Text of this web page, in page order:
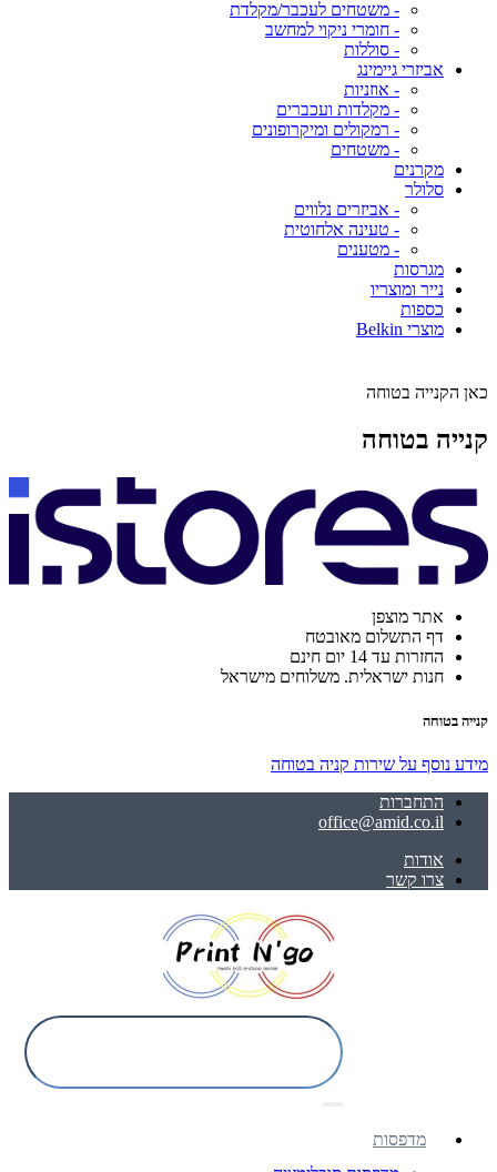
- משטחים לעכבר/מקלדת
- חומרי ניקוי למחשב
- סוללות
אביזרי גיימינג
- אוזניות
- מקלדות ועכברים
- רמקולים ומיקרופונים
- משטחים
מקרנים
סלולר
- אביזרים נלווים
- טעינה אלחוטית
- מטענים
מגרסות
נייר ומוצריו
כספות
מוצרי Belkin
כאן הקנייה בטוחה
קנייה בטוחה
אתר מוצפן
דף התשלום מאובטח
החזרות עד 14 יום חינם
חנות ישראלית. משלוחים מישראל
קנייה בטוחה
מידע נוסף על שירות קניה בטוחה
התחברות
office@amid.co.il
אודות
צרו קשר
מדפסות